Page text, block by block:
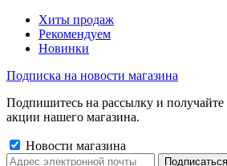
Хиты продаж
Рекомендуем
Новинки
Подписка на новости магазина
Подпишитесь на рассылку и
акции нашего магазина.
Новости магазина